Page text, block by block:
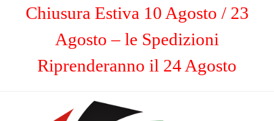
Chiusura Estiva 10 Agosto / 23
Agosto – le Spedizioni
Riprenderanno il 24 Agosto